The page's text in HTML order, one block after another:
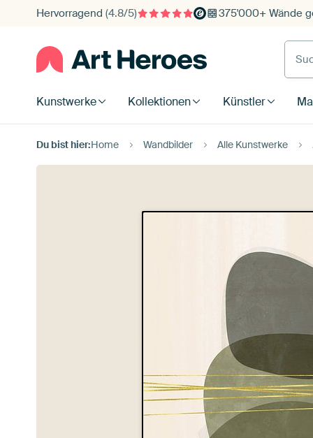
Hervorragend (4.8/5) 375'000+ Wände
Kunstwerke Kollektionen Künstler
Du bist hier:Home Wandbilder Alle Kunstwerke